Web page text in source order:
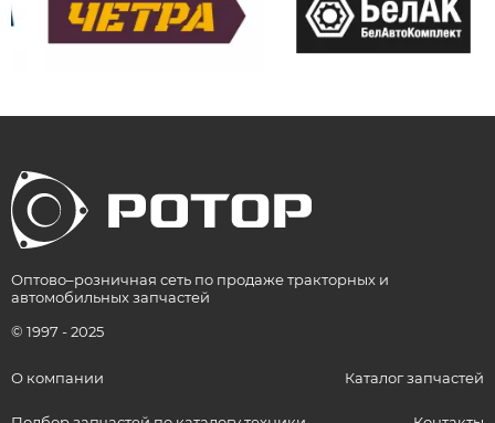
Оптово–розничная сеть по продаже тракторных и
автомобильных запчастей
© 1997 - 2025
О компании Каталог запчастей